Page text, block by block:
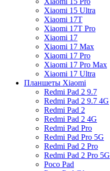
Xiaomi 15 Ultra
Xiaomi 17T
Xiaomi 17T Pro
Xiaomi 17
Xiaomi 17 Max
Xiaomi 17 Pro
Xiaomi 17 Pro Max
Xiaomi 17 Ultra
Планшеты Xiaomi
Redmi Pad 2 9.7
Redmi Pad 2 9.7 4G
Redmi Pad 2
Redmi Pad 2 4G
Redmi Pad Pro
Redmi Pad Pro 5G
Redmi Pad 2 Pro
Redmi Pad 2 Pro 5G
Poco Pad